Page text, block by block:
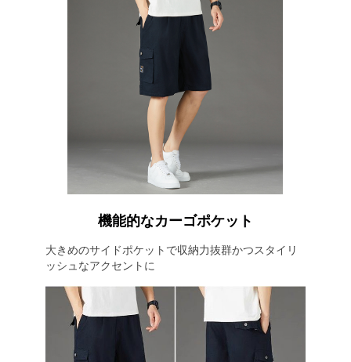
機能的なカーゴポケット
大きめのサイドポケットで収納力抜群かつスタイリ
ッシュなアクセントに